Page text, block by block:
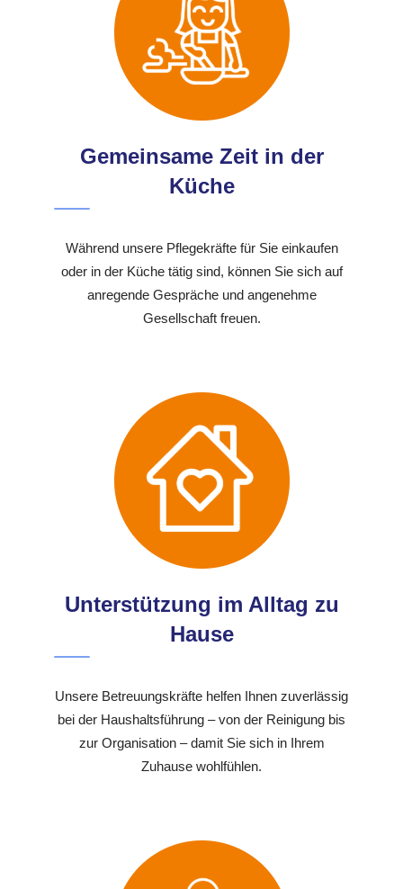
Gemeinsame Zeit in der
Küche
Während unsere Pflegekräfte für Sie einkaufen
oder in der Küche tätig sind, können Sie sich auf
anregende Gespräche und angenehme
Gesellschaft freuen.
Unterstützung im Alltag zu
Hause
Unsere Betreuungskräfte helfen Ihnen zuverlässig
bei der Haushaltsführung – von der Reinigung bis
zur Organisation – damit Sie sich in Ihrem
Zuhause wohlfühlen.